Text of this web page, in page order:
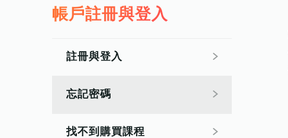
帳戶註冊與登入
註冊與登入
忘記密碼
找不到購買課程